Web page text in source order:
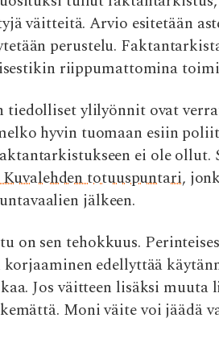
väitteitä. Arvio esitetään
perustelu.
riippumattomina
tiedolliset ylilyönnit ovat
hyvin tuomaan esiin
ei ole ollut.
Kuvalehden totuuspuntari,
jälkeen.
on sen tehokkuus.
edellyttää
Jos väitteen lisäksi muuta
Moni väite voi jäädä